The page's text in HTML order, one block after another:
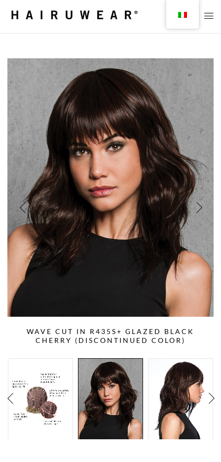
WAVE CUT IN R435S+ GLAZED BLACK
CHERRY (DISCONTINUED COLOR)